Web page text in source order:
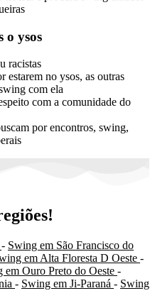
o ysos
racistas
estarem no ysos, as outras
com ela
com a comunidade do
por encontros, swing,
- Swing em São Francisco do
em Alta Floresta D Oeste -
em Ouro Preto do Oeste -
- Swing em Ji-Paraná - Swing